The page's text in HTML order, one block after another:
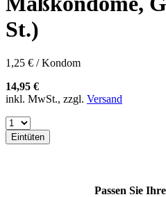
60E
60F
60G
60J
60K
60L
64E
64K
64L
St.)
1,25 € / Kondom
14,95 €
inkl. MwSt., zzgl. Versand
Eintüten
Passen Sie